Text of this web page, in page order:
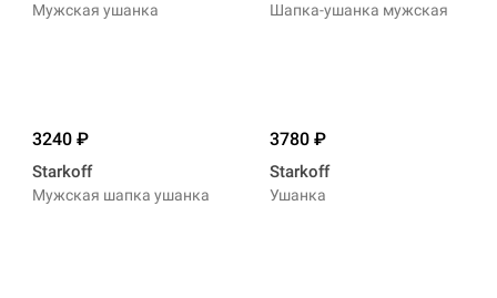
Мужская ушанка Шапка-ушанка мужская
3240
Starkoff
Мужская шапка ушанка
3780
Starkoff
Ушанка